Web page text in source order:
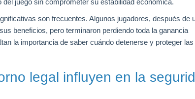
juego sin comprometer su estabilidad económica.
son frecuentes. Algunos jugadores, después de
beneficios, pero terminaron perdiendo toda la ganancia
la importancia de saber cuándo detenerse y proteger las
legal influyen en la